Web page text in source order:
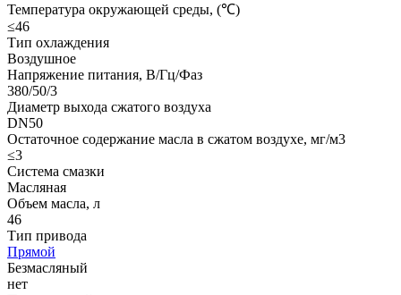
Температура окружающей среды, (℃)
≤46
Тип охлаждения
Воздушное
Напряжение питания, В/Гц/Фаз
380/50/3
Диаметр выхода сжатого воздуха
DN50
Остаточное содержание масла в сжатом воздухе, мг/м3
≤3
Система смазки
Масляная
Объем масла, л
46
Тип привода
Прямой
Безмасляный
нет